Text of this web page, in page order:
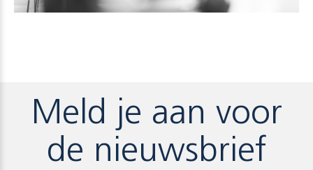
Meld je aan voor
de nieuwsbrief